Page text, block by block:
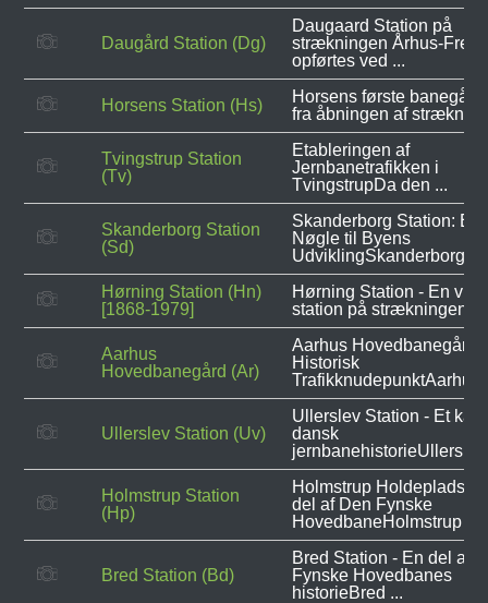
Daugård Station (Dg)
Daugaard Station på
strækningen Århus-
opførtes ved ...
Horsens Station (Hs)
Horsens første banegård
fra åbningen af
Tvingstrup Station
(Tv)
Etableringen af
Jernbanetrafikken i
TvingstrupDa den ...
Skanderborg Station
(Sd)
Skanderborg Station: En
Nøgle til Byens
UdviklingSkanderborg ...
Hørning Station (Hn)
[1868-1979]
Hørning Station - En
station på strækningen ...
Aarhus
Hovedbanegård (Ar)
Aarhus Hovedbanegård
Historisk
TrafikknudepunktAarhus
Ullerslev Station (Uv)
Ullerslev Station - Et
dansk
jernbanehistorieUllerslev
Holmstrup Station
(Hp)
Holmstrup Holdeplads -
del af Den Fynske
HovedbaneHolmstrup ...
Bred Station (Bd)
Bred Station - En del af
Fynske Hovedbanes
historieBred ...